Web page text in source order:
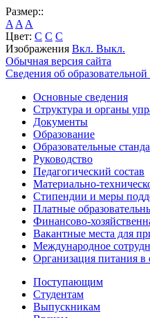
Размер::
A A A
Цвет: C C C
Изображения Вкл. Выкл.
Обычная версия сайта
Сведения об
Основные сведения
Структура и органы
Документы
Образование
Образовательные
Руководство
Педагогический состав
Материально-
Стипендии и меры
Платные
Финансово-
Вакантные места для
Международное
Организация питания в
Поступающим
Студентам
Выпускникам